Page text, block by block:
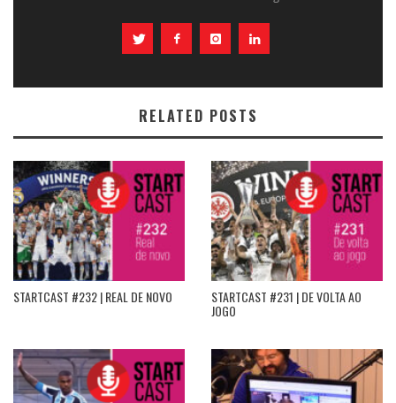
RELATED POSTS
STARTCAST #232 | REAL DE NOVO STARTCAST #231 | DE VOLTA AO
JOGO